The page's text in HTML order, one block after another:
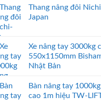
Thang nâng đôi
Japan
Xe nâng tay 3000kg
550x1150mm
Nhật Bản
Bàn nâng tay
cao 1m hiệu TW-